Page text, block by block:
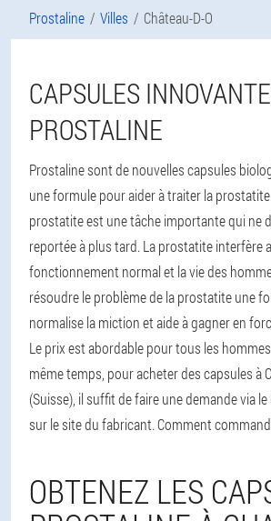
Prostaline Villes Château-D-O
CAPSULES
PROSTALINE
Prostaline sont de nouvelles capsules
une formule pour aider à traiter la
prostatite est une tâche importante qui ne
reportée à plus tard. La prostatite interfère
fonctionnement normal et la vie des
résoudre le problème de la prostatite une
normalise la miction et aide à gagner en
Le prix est abordable pour tous les
même temps, pour acheter des capsules à
(Suisse), il suffit de faire une demande via
sur le site du fabricant. Comment
OBTENEZ LES